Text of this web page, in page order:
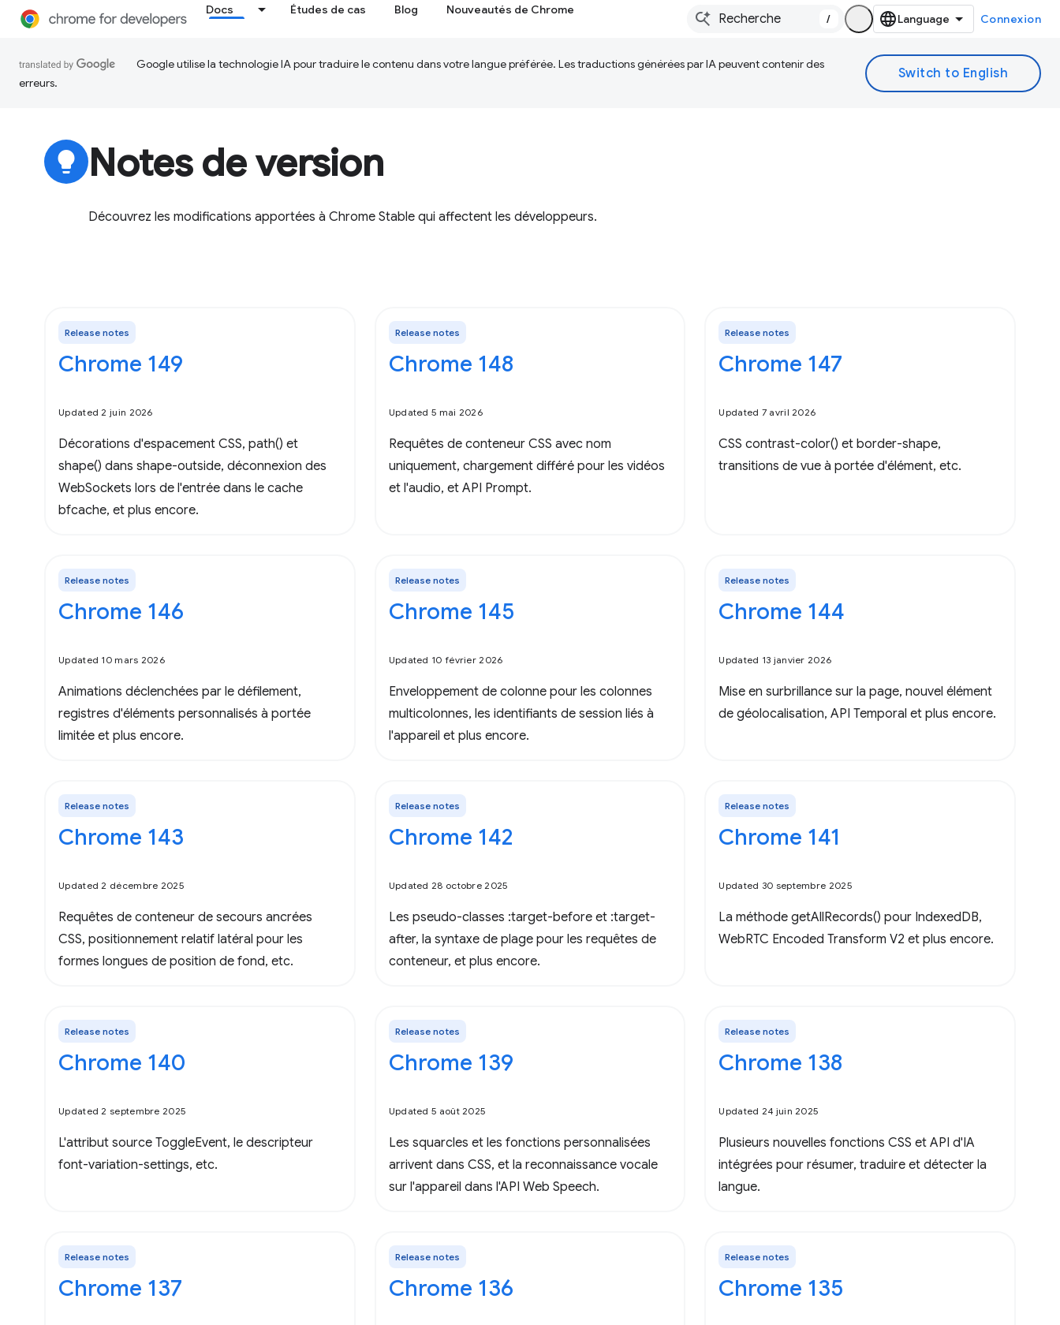
Docs Études de cas Blog Nouveautés de Chrome
/ Connexion
Google utilise la technologie IA pour traduire le contenu dans votre langue préférée. Les traductions générées par IA peuvent contenir des
erreurs.
lightbulb Notes de version
Découvrez les modifications apportées à Chrome Stable qui affectent les développeurs.
Release notes
Chrome 149
Updated 2 juin 2026
Décorations d'espacement CSS, path() et
shape() dans shape-outside, déconnexion des
WebSockets lors de l'entrée dans le cache
bfcache, et plus encore.
Release notes
Chrome 148
Updated 5 mai 2026
Requêtes de conteneur CSS avec nom
uniquement, chargement différé pour les vidéos
et l'audio, et API Prompt.
Release notes
Chrome 147
Updated 7 avril 2026
CSS contrast-color() et border-shape,
transitions de vue à portée d'élément, etc.
Release notes
Chrome 146
Updated 10 mars 2026
Animations déclenchées par le défilement,
registres d'éléments personnalisés à portée
limitée et plus encore.
Release notes
Chrome 145
Updated 10 février 2026
Enveloppement de colonne pour les colonnes
multicolonnes, les identifiants de session liés à
l'appareil et plus encore.
Release notes
Chrome 144
Updated 13 janvier 2026
Mise en surbrillance sur la page, nouvel élément
de géolocalisation, API Temporal et plus encore.
Release notes
Chrome 143
Updated 2 décembre 2025
Requêtes de conteneur de secours ancrées
CSS, positionnement relatif latéral pour les
formes longues de position de fond, etc.
Release notes
Chrome 142
Updated 28 octobre 2025
Les pseudo-classes :target-before et :target-
after, la syntaxe de plage pour les requêtes de
conteneur, et plus encore.
Release notes
Chrome 141
Updated 30 septembre 2025
La méthode getAllRecords() pour IndexedDB,
WebRTC Encoded Transform V2 et plus encore.
Release notes
Chrome 140
Updated 2 septembre 2025
L'attribut source ToggleEvent, le descripteur
font-variation-settings, etc.
Release notes
Chrome 139
Updated 5 août 2025
Les squarcles et les fonctions personnalisées
arrivent dans CSS, et la reconnaissance vocale
sur l'appareil dans l'API Web Speech.
Release notes
Chrome 138
Updated 24 juin 2025
Plusieurs nouvelles fonctions CSS et API d'IA
intégrées pour résumer, traduire et détecter la
langue.
Release notes
Chrome 137
Release notes
Chrome 136
Release notes
Chrome 135